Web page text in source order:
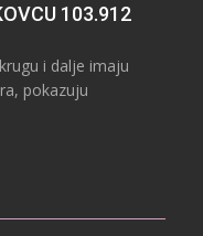
103.912
i dalje imaju
pokazuju